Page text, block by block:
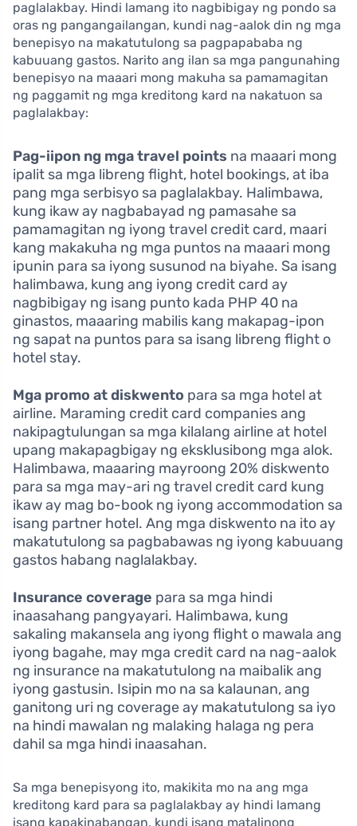
paglalakbay. Hindi lamang ito nagbibigay ng pondo sa
oras ng pangangailangan, kundi nag-aalok din ng mga
benepisyo na makatutulong sa pagpapababa ng
kabuuang gastos. Narito ang ilan sa mga pangunahing
benepisyo na maaari mong makuha sa pamamagitan
ng paggamit ng mga kreditong kard na nakatuon sa
paglalakbay:
Pag-iipon ng mga travel points na maaari mong
ipalit sa mga libreng flight, hotel bookings, at iba
pang mga serbisyo sa paglalakbay. Halimbawa,
kung ikaw ay nagbabayad ng pamasahe sa
pamamagitan ng iyong travel credit card, maari
kang makakuha ng mga puntos na maaari mong
ipunin para sa iyong susunod na biyahe. Sa isang
halimbawa, kung ang iyong credit card ay
nagbibigay ng isang punto kada PHP 40 na
ginastos, maaaring mabilis kang makapag-ipon
ng sapat na puntos para sa isang libreng flight o
hotel stay.
Mga promo at diskwento para sa mga hotel at
airline. Maraming credit card companies ang
nakipagtulungan sa mga kilalang airline at hotel
upang makapagbigay ng eksklusibong mga alok.
Halimbawa, maaaring mayroong 20% diskwento
para sa mga may-ari ng travel credit card kung
ikaw ay mag bo-book ng iyong accommodation sa
isang partner hotel. Ang mga diskwento na ito ay
makatutulong sa pagbabawas ng iyong kabuuang
gastos habang naglalakbay.
Insurance coverage para sa mga hindi
inaasahang pangyayari. Halimbawa, kung
sakaling makansela ang iyong flight o mawala ang
iyong bagahe, may mga credit card na nag-aalok
ng insurance na makatutulong na maibalik ang
iyong gastusin. Isipin mo na sa kalaunan, ang
ganitong uri ng coverage ay makatutulong sa iyo
na hindi mawalan ng malaking halaga ng pera
dahil sa mga hindi inaasahan.
Sa mga benepisyong ito, makikita mo na ang mga
kreditong kard para sa paglalakbay ay hindi lamang
isang kapakinabangan, kundi isang matalinong